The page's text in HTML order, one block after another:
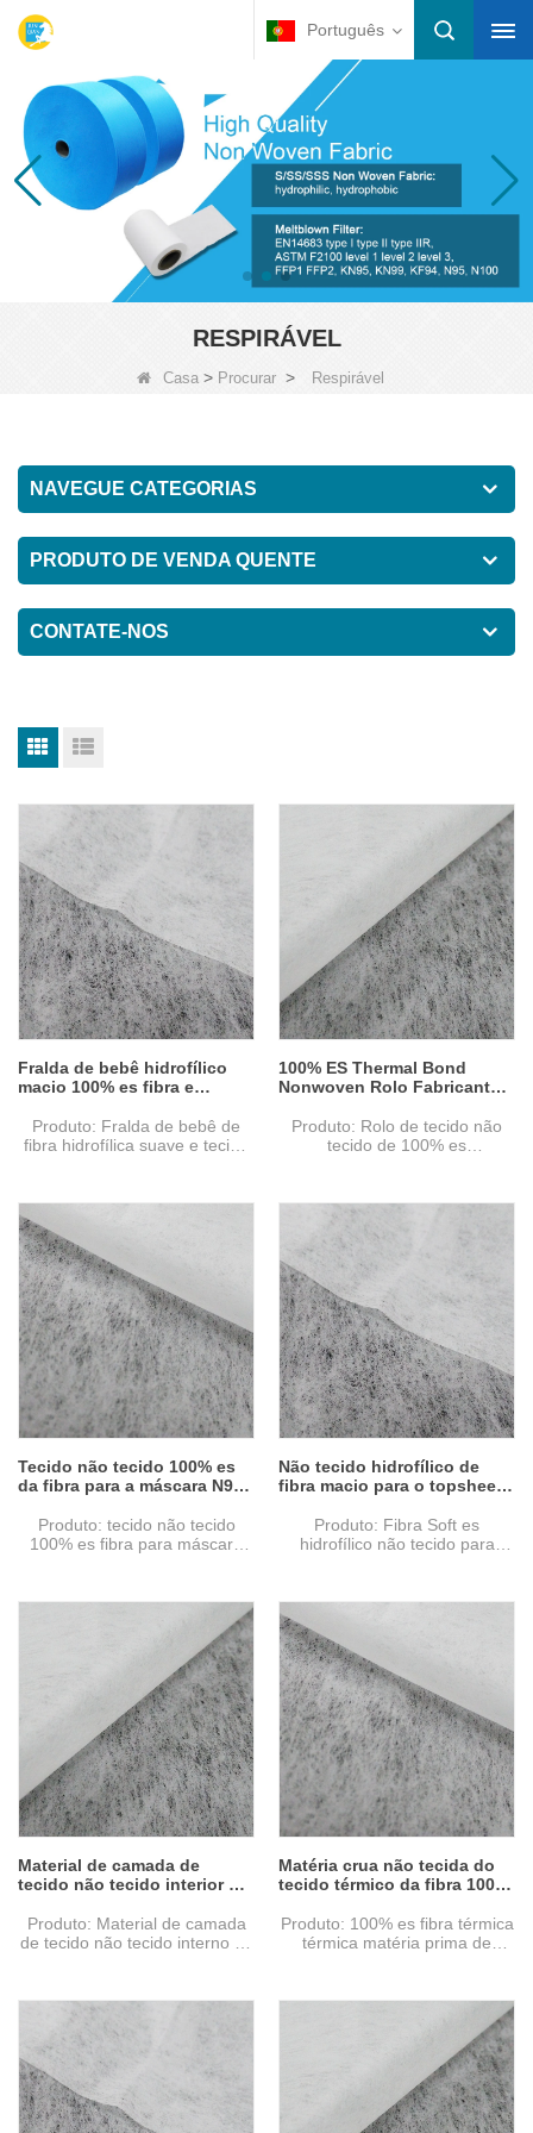
Português
RESPIRÁVEL
Casa > Procurar > Respirável
NAVEGUE CATEGORIAS
PRODUTO DE VENDA QUENTE
CONTATE-NOS
Fralda de bebê hidrofílico
macio 100% es fibra e
Fabricante de tecido não
tecido
Produto: Fralda de bebê de
fibra hidrofílica suave e tecido
Tecnologia não tecida:
Design pontilhado: ponto
Grama: 25 gsm
Cor branca
Especificação: 17.5cm.
Amostra: pode ser fornecido
sem custo, frete a ser coletado
Formulários:
Medical (20-60GSM):
Máscaras de rosto, fraldas,
lençóis, cortinas, capas de
travesseiro, sanitárias, etc
100% ES Thermal Bond
Nonwoven Rolo Fabricante
Produto: Rolo de tecido não
tecido de 100% es
calendário térmico
Design pontilhado: ponto
Grama: 25 gsm
Cor branca
Especificação: 17.5cm.
Amostra: pode ser fornecido
sem custo, frete a ser coletado
Formulários:
Medical (20-60GSM):
Máscaras de rosto, fraldas,
lençóis, cortinas, capas de
travesseiro, sanitárias, etc
Tecido não tecido 100% es
da fibra para a máscara N95
Produto: tecido não tecido
100% es fibra para máscara
Tecnologia não tecida:
Design pontilhado: ponto
Grama: 25 gsm
Cor branca
Especificação: 17.5cm.
Amostra: pode ser fornecido
sem custo, frete a ser coletado
Formulários:
Medical (20-60GSM):
Máscaras de rosto, fraldas,
lençóis, cortinas, capas de
travesseiro, sanitárias, etc
Não tecido hidrofílico de
fibra macio para o topsheet
distribuidor
Produto: Fibra Soft es
hidrofílico não tecido para
Matéria-prima: pp + pe
Tecnologia não tecida:
calendário térmico
Design pontilhado: ponto
Grama: 25 gsm
Cor branca
Especificação: 17.5cm.
Amostra: pode ser fornecido
sem custo, frete a ser coletado
Formulários:
Medical (20-60GSM):
Máscaras de rosto, fraldas,
travesseiro, sanitárias, etc
Material de camada de
tecido não tecido interior BI-
Produto: Material de camada
de tecido não tecido interno bi-
Tecnologia não tecida:
calendário térmico
Design pontilhado: ponto
Grama: 25 gsm
Cor branca
Especificação: 17.5cm.
Matéria crua não tecida do
tecido térmico da fibra 100%
Produto: 100% es fibra térmica
térmica matéria prima de
Tecnologia não tecida:
calendário térmico
Design pontilhado: ponto
Grama: 25 gsm
Cor branca